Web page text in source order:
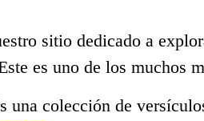
sitio dedicado a
es uno de los muchos
una colección de